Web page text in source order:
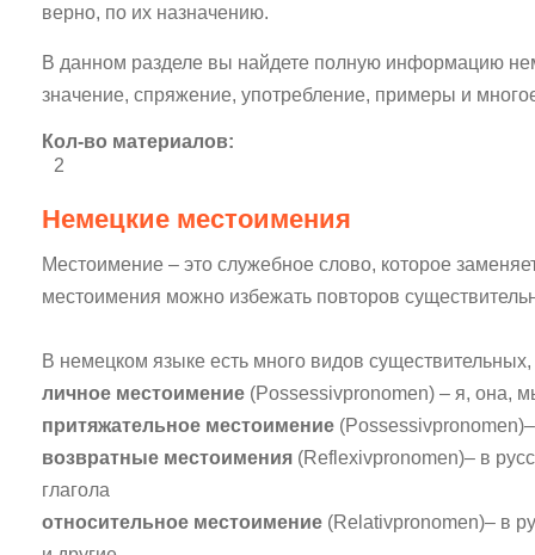
верно, по их назначению.
В данном разделе вы найдете полную информацию
значение, спряжение, употребление, примеры и
Кол-во материалов:
2
Немецкие местоимения
Местоимение – это служебное слово, которое
местоимения можно избежать повторов
В немецком языке есть много видов
личное местоимение (Possessivpronomen) – я, она,
притяжательное местоимение
возвратные местоимения (Reflexivpronomen)– в
глагола
относительное местоимение (Relativpronomen)– в